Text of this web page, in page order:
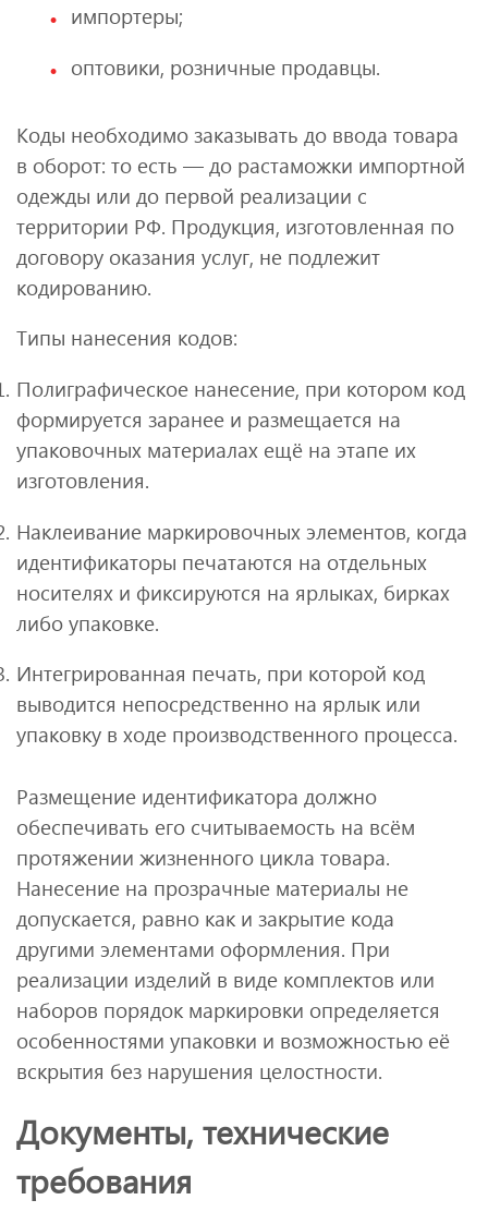
импортеры;
оптовики, розничные продавцы.
Коды необходимо заказывать до ввода товара
в оборот: то есть — до растаможки импортной
одежды или до первой реализации с
территории РФ. Продукция, изготовленная по
договору оказания услуг, не подлежит
кодированию.
Типы нанесения кодов:
Полиграфическое нанесение, при котором код
формируется заранее и размещается на
упаковочных материалах ещё на этапе их
изготовления.
Наклеивание маркировочных элементов, когда
идентификаторы печатаются на отдельных
носителях и фиксируются на ярлыках, бирках
либо упаковке.
Интегрированная печать, при которой код
выводится непосредственно на ярлык или
упаковку в ходе производственного процесса.
Размещение идентификатора должно
обеспечивать его считываемость на всём
протяжении жизненного цикла товара.
Нанесение на прозрачные материалы не
допускается, равно как и закрытие кода
другими элементами оформления. При
реализации изделий в виде комплектов или
наборов порядок маркировки определяется
особенностями упаковки и возможностью её
вскрытия без нарушения целостности.
Документы, технические
требования